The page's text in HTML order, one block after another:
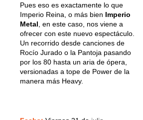
Pues eso es exactamente lo que
Imperio Reina, o más bien Imperio
Metal , en este caso, nos viene a
ofrecer con este nuevo espectáculo.
Un recorrido desde canciones de
Rocío Jurado o la Pantoja pasando
por los 80 hasta un aria de ópera,
versionadas a tope de Power de la
manera más Heavy.